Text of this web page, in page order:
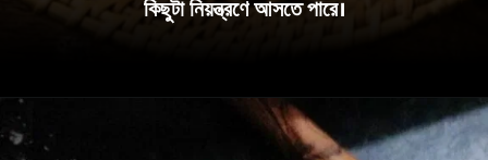
কিছুটা নিয়ন্ত্রণে আসতে পারে।